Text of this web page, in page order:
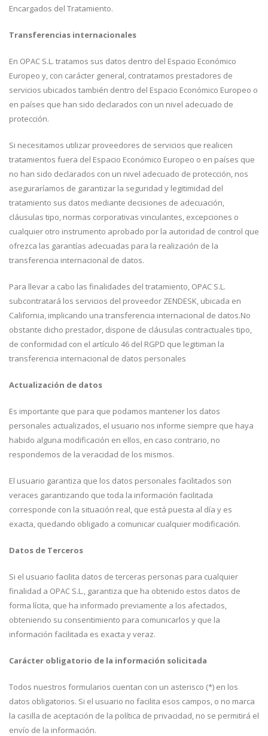
Encargados del Tratamiento.
Transferencias internacionales
En OPAC S.L. tratamos sus datos dentro del Espacio Económico
Europeo y, con carácter general, contratamos prestadores de
servicios ubicados también dentro del Espacio Económico Europeo o
en países que han sido declarados con un nivel adecuado de
protección.
Si necesitamos utilizar proveedores de servicios que realicen
tratamientos fuera del Espacio Económico Europeo o en países que
no han sido declarados con un nivel adecuado de protección, nos
aseguraríamos de garantizar la seguridad y legitimidad del
tratamiento sus datos mediante decisiones de adecuación,
cláusulas tipo, normas corporativas vinculantes, excepciones o
cualquier otro instrumento aprobado por la autoridad de control que
ofrezca las garantías adecuadas para la realización de la
transferencia internacional de datos.
Para llevar a cabo las finalidades del tratamiento, OPAC S.L.
subcontratará los servicios del proveedor ZENDESK, ubicada en
California, implicando una transferencia internacional de datos.No
obstante dicho prestador, dispone de cláusulas contractuales tipo,
de conformidad con el artículo 46 del RGPD que legitiman la
transferencia internacional de datos personales
Actualización de datos
Es importante que para que podamos mantener los datos
personales actualizados, el usuario nos informe siempre que haya
habido alguna modificación en ellos, en caso contrario, no
respondemos de la veracidad de los mismos.
El usuario garantiza que los datos personales facilitados son
veraces garantizando que toda la información facilitada
corresponde con la situación real, que está puesta al día y es
exacta, quedando obligado a comunicar cualquier modificación.
Datos de Terceros
Si el usuario facilita datos de terceras personas para cualquier
finalidad a OPAC S.L., garantiza que ha obtenido estos datos de
forma lícita, que ha informado previamente a los afectados,
obteniendo su consentimiento para comunicarlos y que la
información facilitada es exacta y veraz.
Carácter obligatorio de la información solicitada
Todos nuestros formularios cuentan con un asterisco (*) en los
datos obligatorios. Si el usuario no facilita esos campos, o no marca
la casilla de aceptación de la política de privacidad, no se permitirá el
envío de la información.